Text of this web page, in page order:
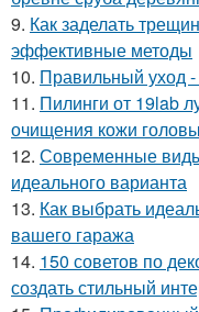
9. Как заделать
эффективные методы
10. Правильный уход -
11. Пилинги от 19lab
очищения кожи
12. Современные
идеального варианта
13. Как выбрать
вашего гаража
14. 150 советов по
создать стильный